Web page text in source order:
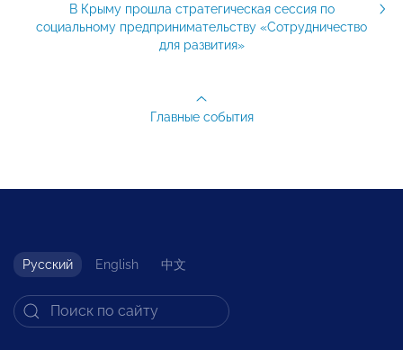
В Крыму прошла стратегическая сессия по
социальному предпринимательству «Сотрудничество
для развития»
Главные события
Русский English 中文